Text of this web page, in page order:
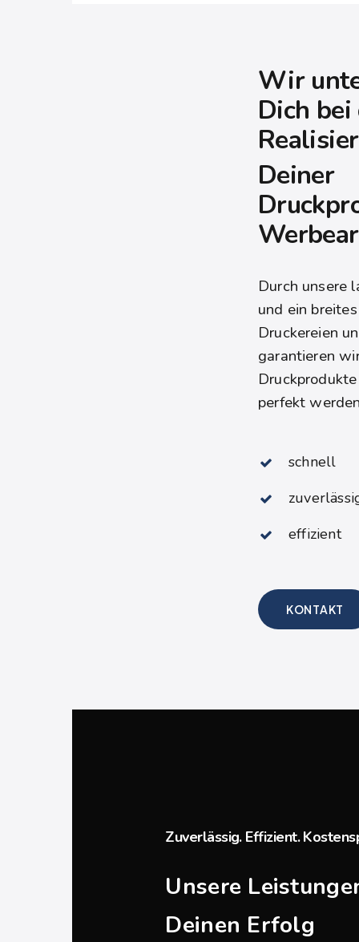
Wir
Dich bei
Deiner
Durch unsere
und ein
Druckereien
garantieren
perfekt
schnell
effizient
KONTAKT
Zuverlässig. Effizient.
Unsere
Deinen Erfolg